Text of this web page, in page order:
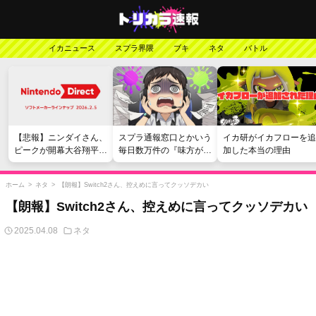
イカニュース スプラ界隈 ブキ ネタ バトル
【悲報】ニンダイさん、
ピークが開幕大谷翔平の
がっかりダイレクトだっ
たと言われてしまう
スプラ通報窓口とかいう
毎日数万件の『味方が弱
い』愚痴を読まされる苦
行
イカ研がイカフローを追
加した本当の理由
ホーム > ネタ > 【朗報】Switch2さん、控えめに言ってクッソデカい
【朗報】Switch2さん、控えめに言ってクッソデカい
2025.04.08 ネタ